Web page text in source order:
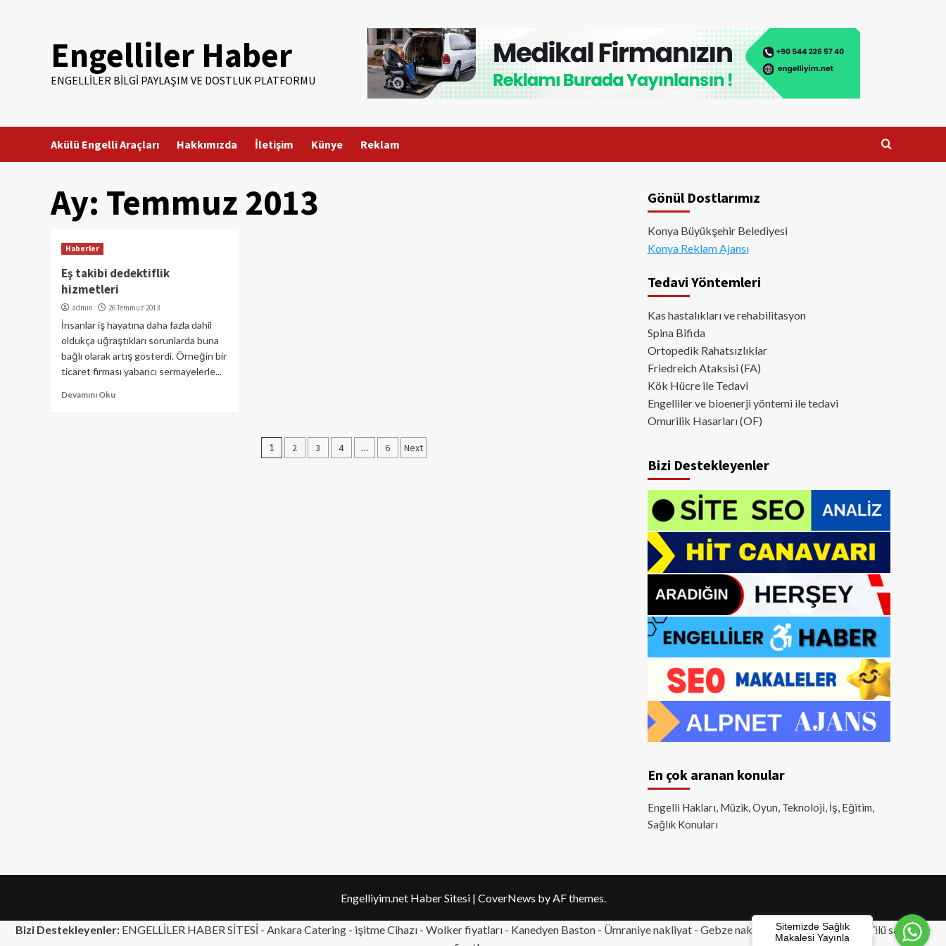
Engelliler Haber
ENGELLILER BILGI PAYLAŞIM VE DOSTLUK PLATFORMU
Akülü Engelli Araçları Hakkımızda İletişim Künye Reklam
Ay: Temmuz 2013
Haberler
Eş takibi dedektiflik
hizmetleri
admin 26 Temmuz 2013
İnsanlar iş hayatına daha fazla dahil
oldukça uğraştıkları sorunlarda buna
bağlı olarak artış gösterdi. Örneğin bir
ticaret firması yabancı sermayelerle...
Devamını Oku
Yazı
1 2 3 4 … 6 Next
Gönül Dostlarımız
Konya Büyükşehir Belediyesi
Konya Reklam Ajansı
Tedavi Yöntemleri
Kas hastalıkları ve rehabilitasyon
Spina Bifida
Ortopedik Rahatsızlıklar
Friedreich Ataksisi (FA)
Kök Hücre ile Tedavi
Engelliler ve bioenerji yöntemi ile tedavi
Omurilik Hasarları (OF)
Bizi Destekleyenler
En çok aranan konular
Engelli Hakları, Müzik, Oyun, Teknoloji, İş, Eğitim,
Sağlık Konuları
Engelliyim.net Haber Sitesi | CoverNews by AF themes.
Bizi Destekleyenler: ENGELLİLER HABER SİTESİ - Ankara Catering - işitme Cihazı - Wolker fiyatları - Kanedyen Baston - Ümraniye nakliyat - Gebze nakliyat -Tuzla nakliyat - Akülü sandalye
Sitemizde Sağlık
Makalesi Yayınla